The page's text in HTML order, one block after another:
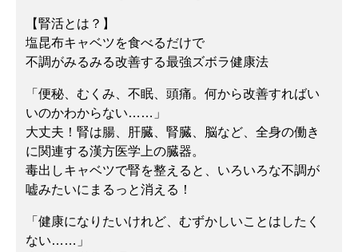
【腎活とは？】
塩昆布キャベツを食べるだけで
不調がみるみる改善する最強ズボラ健康法
「便秘、むくみ、不眠、頭痛。何から改善すればい
いのかわからない……」
大丈夫！腎は腸、肝臓、腎臓、脳など、全身の働き
に関連する漢方医学上の臓器。
毒出しキャベツで腎を整えると、いろいろな不調が
嘘みたいにまるっと消える！
「健康になりたいけれど、むずかしいことはしたく
ない……」